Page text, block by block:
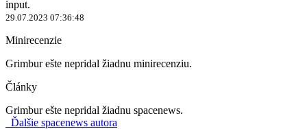
input.
29.07.2023 07:36:48
Minirecenzie
Grimbur ešte nepridal žiadnu minirecenziu.
Články
Grimbur ešte nepridal žiadnu spacenews.
Ďalšie spacenews autora